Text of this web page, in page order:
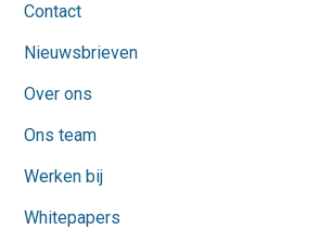
Contact
Nieuwsbrieven
Over ons
Ons team
Werken bij
Whitepapers